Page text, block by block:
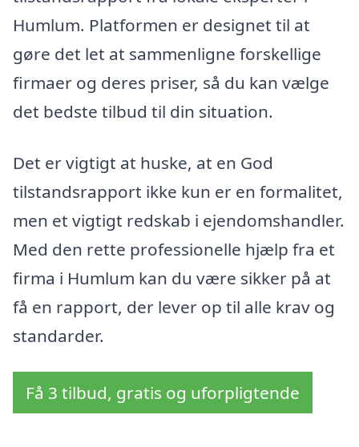
Humlum. Platformen er designet til at
gøre det let at sammenligne forskellige
firmaer og deres priser, så du kan vælge
det bedste tilbud til din situation.
Det er vigtigt at huske, at en God
tilstandsrapport ikke kun er en formalitet,
men et vigtigt redskab i ejendomshandler.
Med den rette professionelle hjælp fra et
firma i Humlum kan du være sikker på at
få en rapport, der lever op til alle krav og
standarder.
Få 3 tilbud, gratis og uforpligtende